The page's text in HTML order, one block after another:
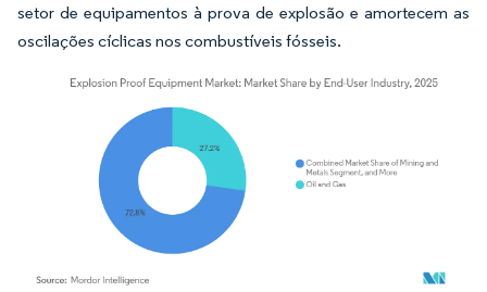
setor de equipamentos à prova de explosão e amortecem as
oscilações cíclicas nos combustíveis fósseis.